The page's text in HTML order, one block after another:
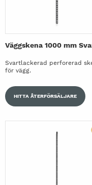
Skohylla
Väggskena 1000 mm
Svartlackerad perforerad
för vägg.
HITTA ÅTERFÖRSÄLJARE